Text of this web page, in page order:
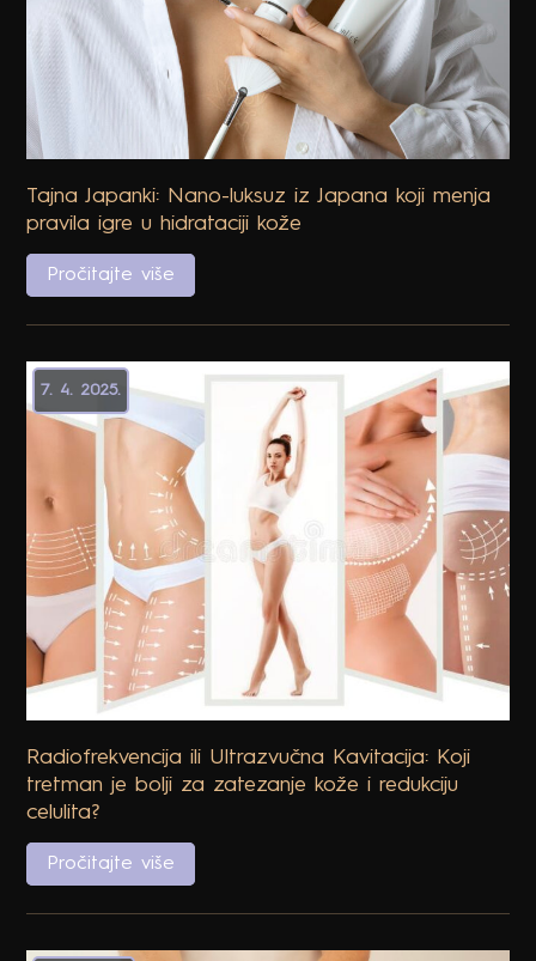
Tajna Japanki: Nano-luksuz iz Japana koji menja
pravila igre u hidrataciji kože
7. 4. 2025.
Radiofrekvencija ili Ultrazvučna Kavitacija: Koji
tretman je bolji za zatezanje kože i redukciju
celulita?